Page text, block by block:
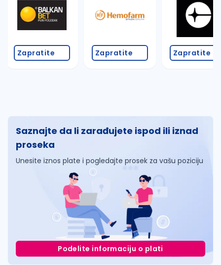
Zapratite Zapratite Zapratite
Saznajte da li zarađujete ispod ili iznad
proseka
Unesite iznos plate i pogledajte prosek za vašu poziciju
Podelite informaciju o plati